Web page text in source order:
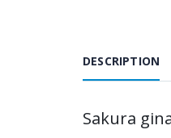
DESCRIPTION
Sakura